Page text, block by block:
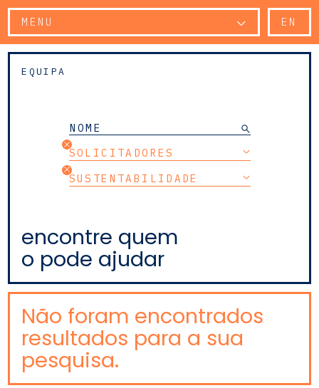
MENU EN
EQUIPA
SOLICITADORES
SUSTENTABILIDADE
encontre quem
o pode ajudar
Não foram encontrados
resultados para a sua
pesquisa.